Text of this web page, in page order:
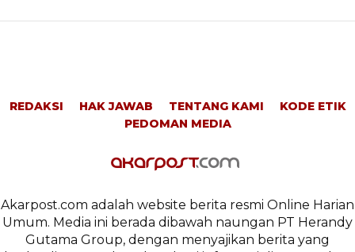
REDAKSI HAK JAWAB TENTANG KAMI
KODE ETIK
PEDOMAN MEDIA
Akarpost.com adalah website berita resmi Online Harian
Umum. Media ini berada dibawah naungan PT Herandy
Gutama Group, dengan menyajikan berita yang